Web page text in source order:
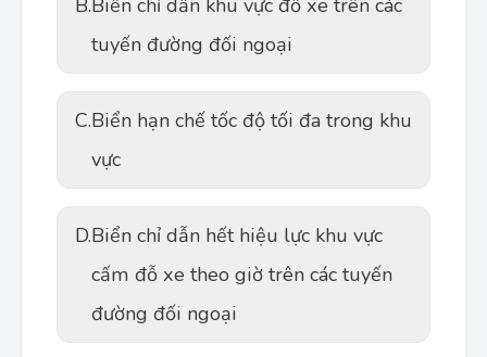
B.Biển chỉ dẫn khu vực đỗ xe trên các
tuyến đường đối ngoại
C.Biển hạn chế tốc độ tối đa trong khu
vực
D.Biển chỉ dẫn hết hiệu lực khu vực
cấm đỗ xe theo giờ trên các tuyến
đường đối ngoại